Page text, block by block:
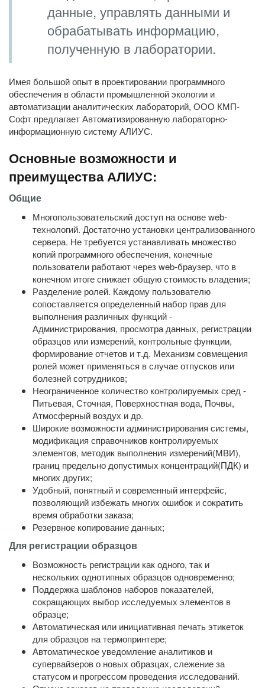
данные, управлять данными и
обрабатывать информацию,
полученную в лаборатории.
Имея большой опыт в проектировании программного
обеспечения в области промышленной экологии и
автоматизации аналитических лабораторий, ООО КМП-
Софт предлагает Автоматизированную лабораторно-
информационную систему АЛИУС.
Основные возможности и
преимущества АЛИУС:
Общие
Многопользовательский доступ на основе web-
технологий. Достаточно установки централизованного
сервера. Не требуется устанавливать множество
копий программного обеспечения, конечные
пользователи работают через web-браузер, что в
конечном итоге снижает общую стоимость владения;
Разделение ролей. Каждому пользователю
сопоставляется определенный набор прав для
выполнения различных функций -
Администрирования, просмотра данных, регистрации
образцов или измерений, контрольные функции,
формирование отчетов и т.д. Механизм совмещения
ролей может применяться в случае отпусков или
болезней сотрудников;
Неограниченное количество контролируемых сред -
Питьевая, Сточная, Поверхностная вода, Почвы,
Атмосферный воздух и др.
Широкие возможности администрирования системы,
модификация справочников контролируемых
элементов, методик выполнения измерений(МВИ),
границ предельно допустимых концентраций(ПДК) и
многих других;
Удобный, понятный и современный интерфейс,
позволяющий избежать многих ошибок и сократить
время обработки заказа;
Резервное копирование данных;
Для регистрации образцов
Возможность регистрации как одного, так и
нескольких однотипных образцов одновременно;
Поддержка шаблонов наборов показателей,
сокращающих выбор исследуемых элементов в
образце;
Автоматическая или инициативная печать этикеток
для образцов на термопринтере;
Автоматическое уведомление аналитиков и
супервайзеров о новых образцах, слежение за
статусом и прогрессом проведения исследований.